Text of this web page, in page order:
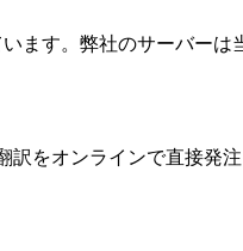
ます。弊社のサーバーは
をオンラインで直接発